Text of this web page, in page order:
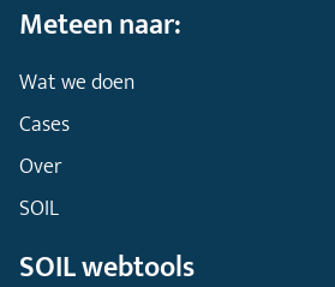
Meteen naar:
Wat we doen
Cases
Over
SOIL
SOIL webtools